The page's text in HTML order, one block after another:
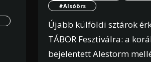
#Alsóörs
Újabb külföldi sztárok
TÁBOR Fesztiválra: a
bejelentett Alestorm